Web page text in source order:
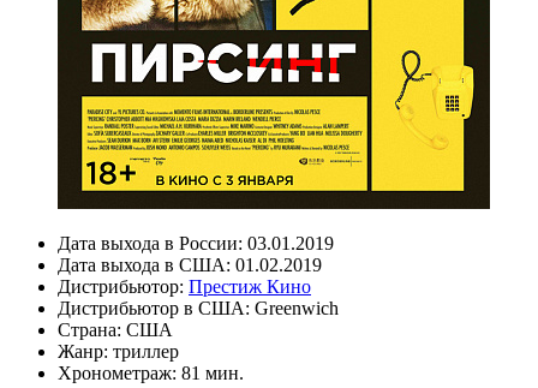
Дата выхода в России: 03.01.2019
Дата выхода в США: 01.02.2019
Дистрибьютор: Престиж Кино
Дистрибьютор в США: Greenwich
Страна: США
Жанр: триллер
Хронометраж: 81 мин.